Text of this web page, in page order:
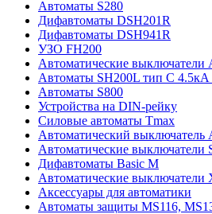
Автоматы S280
Дифавтоматы DSH201R
Дифавтоматы DSH941R
УЗО FH200
Автоматические выключатели
Автоматы SH200L тип С 4.5кА
Автоматы S800
Устройства на DIN-рейку
Силовые автоматы Tmax
Автоматический
Автоматические
Дифавтоматы Basic M
Автоматические выключатели
Аксессуары для автоматики
Автоматы защиты MS116,